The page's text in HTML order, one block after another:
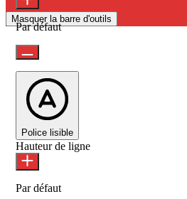
Masquer la barre d'outils
Par défaut
Police lisible
Hauteur de ligne
Par défaut